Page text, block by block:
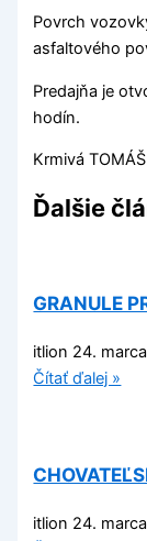
Povrch
asfaltového
Predajňa je
hodín.
Krmivá TOMÁŠ
Ďalšie
GRANULE
itlion 24.
Čítať ďalej »
itlion 24.